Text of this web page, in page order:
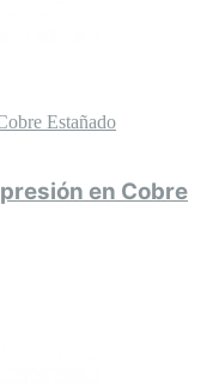
Estañado
en Cobre